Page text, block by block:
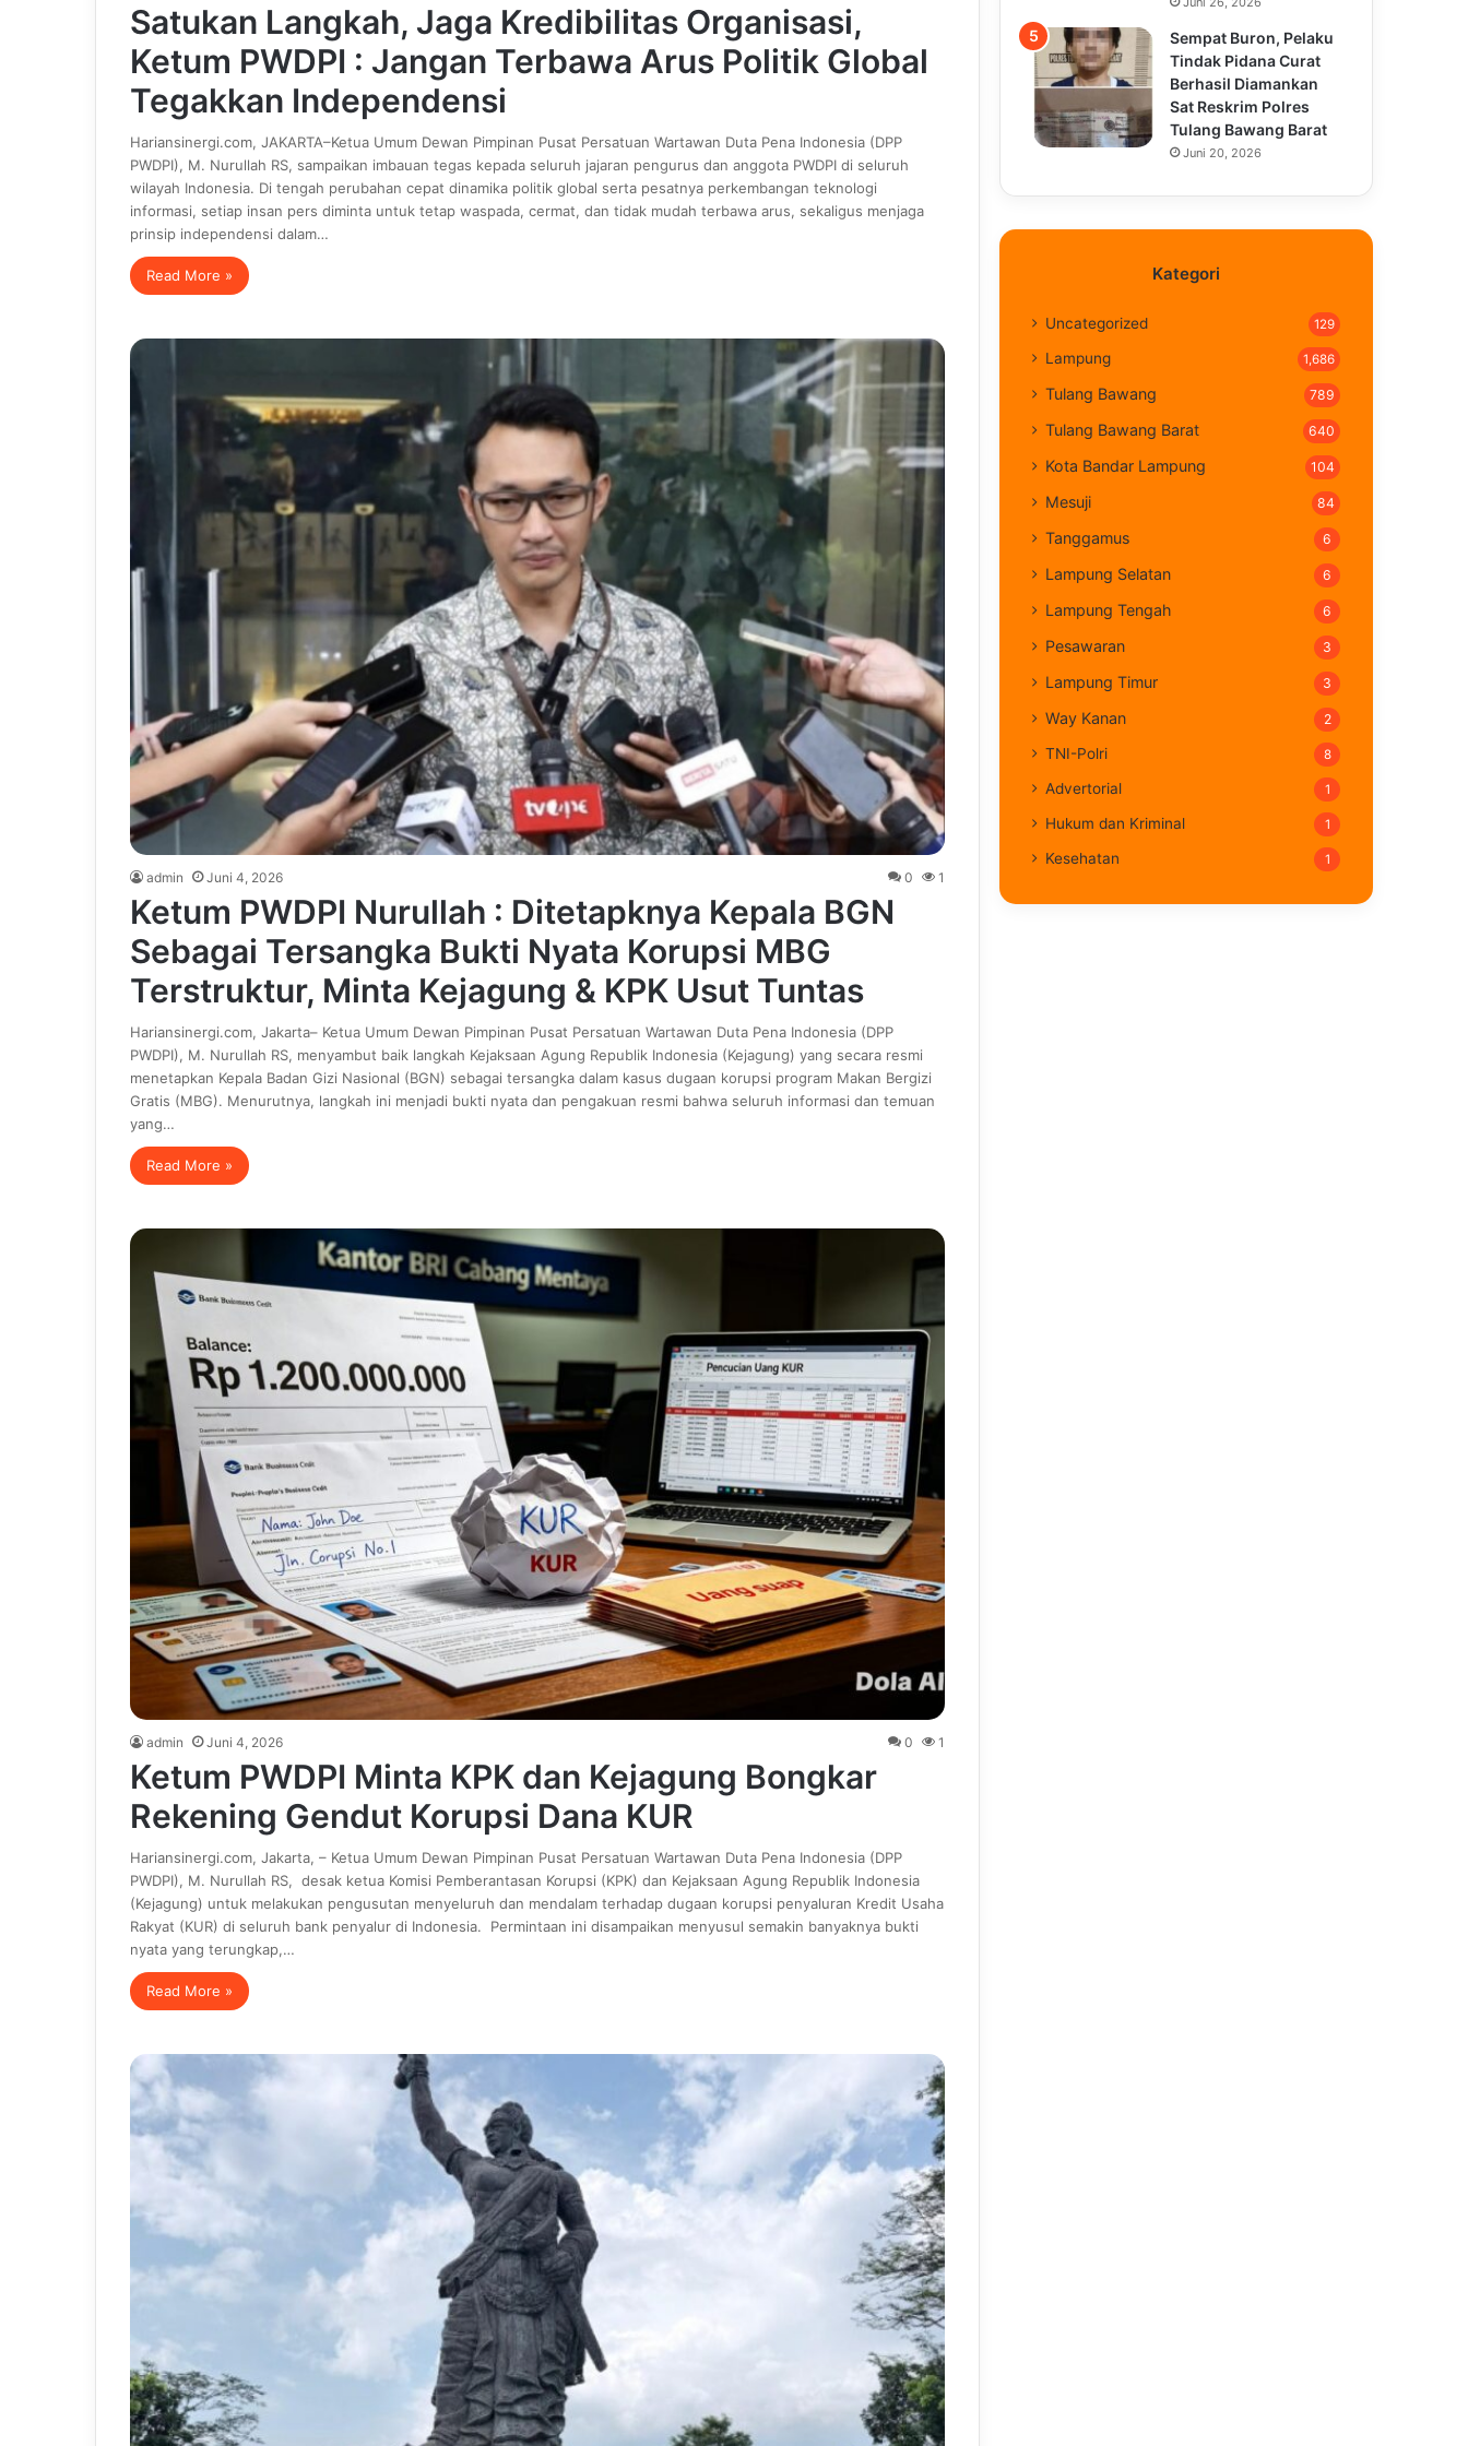
Satukan Langkah, Jaga Kredibilitas Organisasi,
Ketum PWDPI : Jangan Terbawa Arus Politik Global
Tegakkan Independensi
Hariansinergi.com, JAKARTA–Ketua Umum Dewan Pimpinan Pusat Persatuan Wartawan Duta Pena Indonesia (DPP
PWDPI), M. Nurullah RS, sampaikan imbauan tegas kepada seluruh jajaran pengurus dan anggota PWDPI di seluruh
wilayah Indonesia. Di tengah perubahan cepat dinamika politik global serta pesatnya perkembangan teknologi
informasi, setiap insan pers diminta untuk tetap waspada, cermat, dan tidak mudah terbawa arus, sekaligus menjaga
prinsip independensi dalam…
Read More »
admin Juni 4, 2026 0 1
Ketum PWDPI Nurullah : Ditetapknya Kepala BGN
Sebagai Tersangka Bukti Nyata Korupsi MBG
Terstruktur, Minta Kejagung & KPK Usut Tuntas
Hariansinergi.com, Jakarta– Ketua Umum Dewan Pimpinan Pusat Persatuan Wartawan Duta Pena Indonesia (DPP
PWDPI), M. Nurullah RS, menyambut baik langkah Kejaksaan Agung Republik Indonesia (Kejagung) yang secara resmi
menetapkan Kepala Badan Gizi Nasional (BGN) sebagai tersangka dalam kasus dugaan korupsi program Makan Bergizi
Gratis (MBG). Menurutnya, langkah ini menjadi bukti nyata dan pengakuan resmi bahwa seluruh informasi dan temuan
yang…
Read More »
admin Juni 4, 2026 0 1
Ketum PWDPI Minta KPK dan Kejagung Bongkar
Rekening Gendut Korupsi Dana KUR
Hariansinergi.com, Jakarta, – Ketua Umum Dewan Pimpinan Pusat Persatuan Wartawan Duta Pena Indonesia (DPP
PWDPI), M. Nurullah RS, desak ketua Komisi Pemberantasan Korupsi (KPK) dan Kejaksaan Agung Republik Indonesia
(Kejagung) untuk melakukan pengusutan menyeluruh dan mendalam terhadap dugaan korupsi penyaluran Kredit Usaha
Rakyat (KUR) di seluruh bank penyalur di Indonesia. Permintaan ini disampaikan menyusul semakin banyaknya bukti
nyata yang terungkap,…
Read More »
Sempat Buron, Pelaku
Tindak Pidana Curat
Berhasil Diamankan
Sat Reskrim Polres
Tulang Bawang Barat
Juni 20, 2026
Kategori
Uncategorized 129
Lampung 1,686
Tulang Bawang 789
Tulang Bawang Barat 640
Kota Bandar Lampung 104
Mesuji 84
Tanggamus 6
Lampung Selatan 6
Lampung Tengah 6
Pesawaran 3
Lampung Timur 3
Way Kanan 2
TNI-Polri 8
Advertorial 1
Hukum dan Kriminal 1
Kesehatan 1